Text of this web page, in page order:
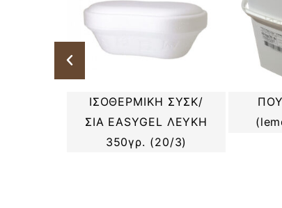
ΙΣΟΘΕΡΜΙΚΗ ΣΥΣΚ/
ΣΙΑ EASYGEL ΛΕΥΚΗ
350γρ. (20/3)